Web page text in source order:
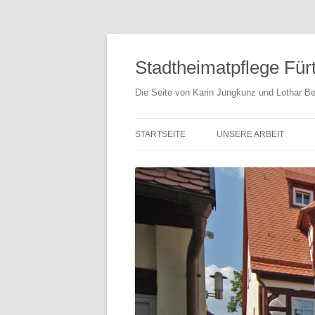
Stadtheimatpflege
Die Seite von Karin Jungkunz und Lothar
STARTSEITE UNSERE ARBEIT